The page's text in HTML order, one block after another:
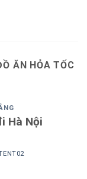
ĂN HỎA TỐC
Hà Nội